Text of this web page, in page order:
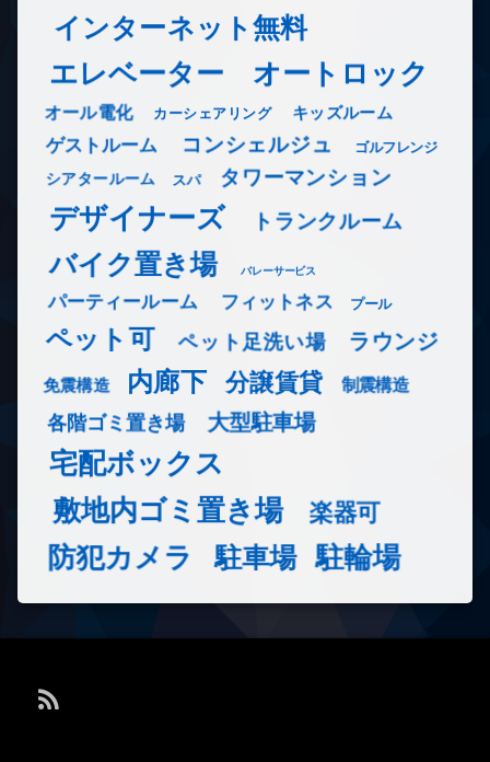
インターネット無料
エレベーター オートロック
オール電化 カーシェアリング キッズルーム
ゲストルーム コンシェルジュ ゴルフレンジ
シアタールーム スパ タワーマンション
デザイナーズ トランクルーム
バイク置き場 バレーサービス
パーティールーム フィットネス プール
ペット可 ペット足洗い場 ラウンジ
免震構造 内廊下 分譲賃貸 制震構造
各階ゴミ置き場 大型駐車場
宅配ボックス
敷地内ゴミ置き場
楽器可
防犯カメラ 駐車場 駐輪場
RSS